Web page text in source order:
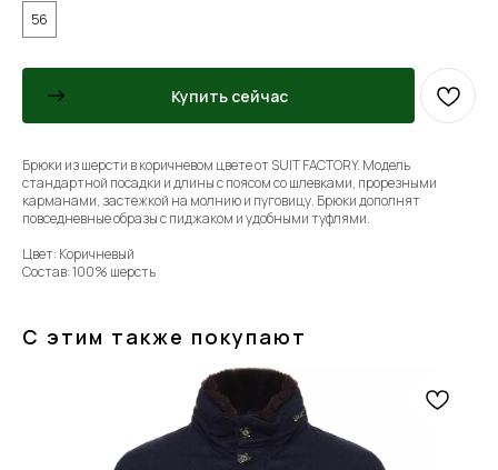
56
Купить сейчас
Брюки из шерсти в коричневом цвете от SUIT FACTORY. Модель
стандартной посадки и длины с поясом со шлевками, прорезными
карманами, застежкой на молнию и пуговицу. Брюки дополнят
повседневные образы с пиджаком и удобными туфлями.
Цвет: Коричневый
Состав: 100% шерсть
С этим также покупают